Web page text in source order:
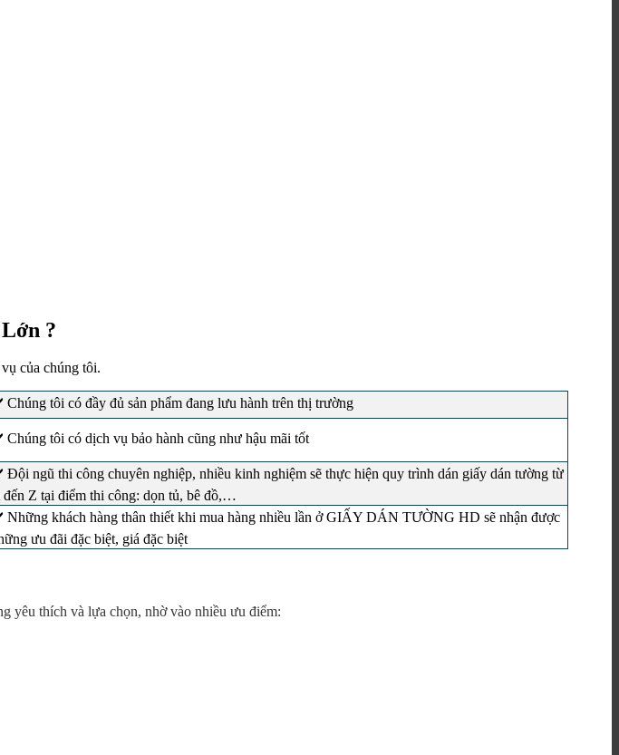
?
của chúng tôi.
tôi có đầy đủ sản phẩm đang lưu hành trên thị trường
tôi có dịch vụ bảo hành cũng như hậu mãi tốt
ngũ thi công chuyên nghiệp, nhiều kinh nghiệm sẽ thực hiện quy trình dán giấy dán tường từ
đến Z tại điểm thi công: dọn tủ, bê đồ,…
khách hàng thân thiết khi mua hàng nhiều lần ở GIẤY DÁN TƯỜNG HD sẽ nhận được
ưu đãi đặc biệt, giá đặc biệt
yêu thích và lựa chọn, nhờ vào nhiều ưu điểm: